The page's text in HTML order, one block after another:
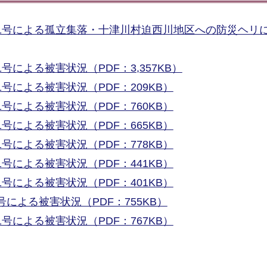
による孤立集落・十津川村迫西川地区への防災ヘリ
による被害状況（PDF：3,357KB）
による被害状況（PDF：209KB）
による被害状況（PDF：760KB）
による被害状況（PDF：665KB）
による被害状況（PDF：778KB）
による被害状況（PDF：441KB）
による被害状況（PDF：401KB）
よる被害状況（PDF：755KB）
による被害状況（PDF：767KB）